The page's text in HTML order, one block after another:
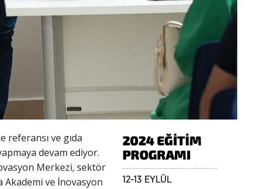
referansı ve gıda
devam ediyor.
Merkezi, sektör
Akademi ve İnovasyon